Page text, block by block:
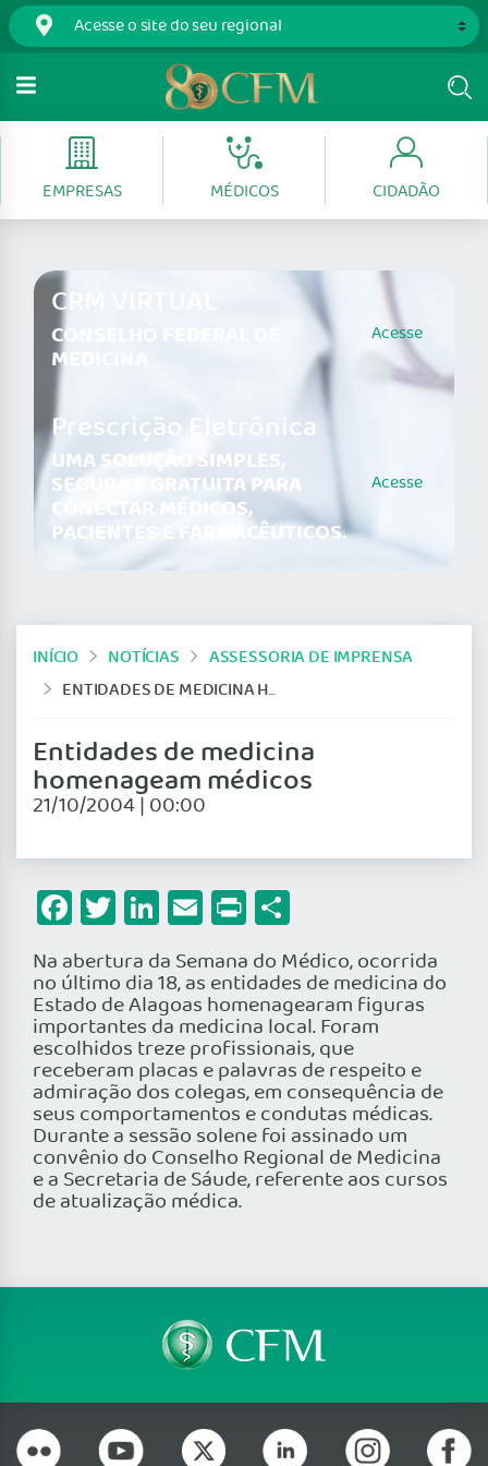
EMPRESAS MÉDICOS CIDADÃO
CRM VIRTUAL
CONSELHO FEDERAL DE
MEDICINA
Acesse
Prescrição Eletrônica
UMA SOLUÇÃO SIMPLES,
SEGURA E GRATUITA PARA
CONECTAR MÉDICOS,
PACIENTES E FARMACÊUTICOS.
Acesse
INÍCIO NOTÍCIAS
ASSESSORIA DE IMPRENSA
ENTIDADES DE MEDICINA HOMENAGEAM MÉDICOS
Entidades de medicina
homenageam médicos
21/10/2004 | 00:00
Facebook
Twitter
LinkedIn
Email
Print
Na abertura da Semana do Médico, ocorrida
no último dia 18, as entidades de medicina do
Estado de Alagoas homenagearam figuras
importantes da medicina local. Foram
escolhidos treze profissionais, que
receberam placas e palavras de respeito e
admiração dos colegas, em consequência de
seus comportamentos e condutas médicas.
Durante a sessão solene foi assinado um
convênio do Conselho Regional de Medicina
e a Secretaria de Sáude, referente aos cursos
de atualização médica.